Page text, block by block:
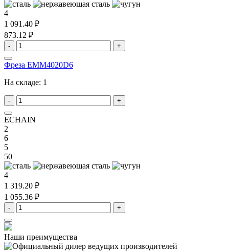
4
1 091.40 ₽
873.12 ₽
- +
Фреза EMM4020D6
На складе: 1
- +
ECHAIN
2
6
5
50
4
1 319.20 ₽
1 055.36 ₽
- +
Наши преимущества